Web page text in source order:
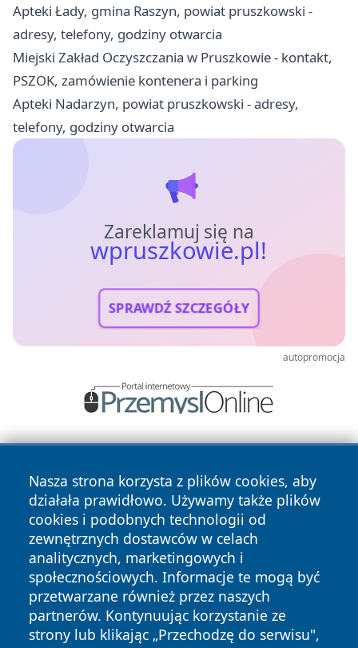
Apteki Łady, gmina Raszyn, powiat pruszkowski -
adresy, telefony, godziny otwarcia
Miejski Zakład Oczyszczania w Pruszkowie - kontakt,
PSZOK, zamówienie kontenera i parking
Apteki Nadarzyn, powiat pruszkowski - adresy,
telefony, godziny otwarcia
Zareklamuj się na
wpruszkowie.pl!
SPRAWDŹ SZCZEGÓŁY
autopromocja
Nasza strona korzysta z plików cookies, aby
działała prawidłowo. Używamy także plików
cookies i podobnych technologii od
zewnętrznych dostawców w celach
analitycznych, marketingowych i
społecznościowych. Informacje te mogą być
przetwarzane również przez naszych
partnerów. Kontynuując korzystanie ze
strony lub klikając „Przechodzę do serwisu",
Copyright © 2026 wpruszkowie.pl Wszystkie prawa
zastrzeżone.
News Autorzy
Polityka
Prywatności
Polityka
Cookies